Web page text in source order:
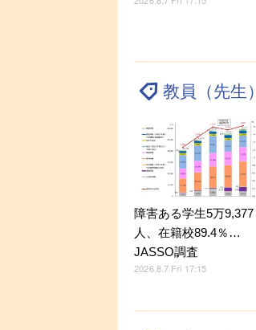
教員（先生）
障害ある学生5万9,377
人、在籍校89.4％…
JASSO調査
2026.8.7 Fri 17:15